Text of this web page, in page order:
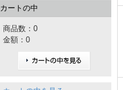
カートの中
商品数：0
金額：0